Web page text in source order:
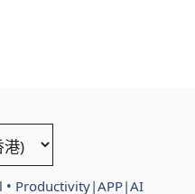
• Productivity|APP|AI